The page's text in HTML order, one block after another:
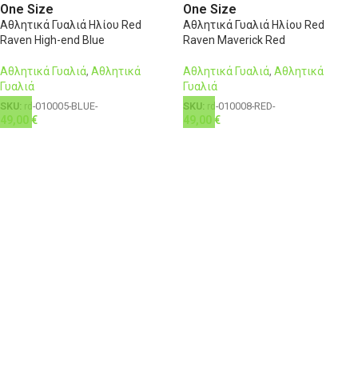
One Size
Αθλητικά Γυαλιά Ηλίου Red
Raven High-end Blue
Αθλητικά Γυαλιά, Αθλητικά
Γυαλιά
SKU: rd-010005-BLUE-
49,00 €
One Size
Αθλητικά Γυαλιά Ηλίου Red
Raven Maverick Red
Αθλητικά Γυαλιά, Αθλητικά
Γυαλιά
SKU: rd-010008-RED-
49,00 €